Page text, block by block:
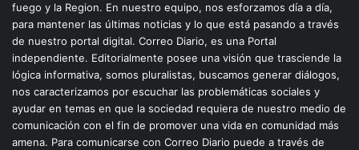
fuego y la Region. En nuestro equipo, nos esforzamos día a día,
para mantener las últimas noticias y lo que está pasando a través
de nuestro portal digital. Correo Diario, es una Portal
independiente. Editorialmente posee una visión que trasciende la
lógica informativa, somos pluralistas, buscamos generar diálogos,
nos caracterizamos por escuchar las problemáticas sociales y
ayudar en temas en que la sociedad requiera de nuestro medio de
comunicación con el fin de promover una vida en comunidad más
amena. Para comunicarse con Correo Diario puede a través de